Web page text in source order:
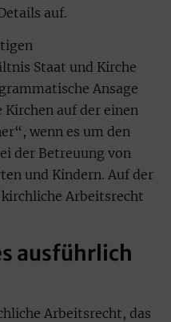
auf.
Staat und Kirche
Ansage
Kirchen auf der einen
wenn es um den
der Betreuung von
und Kindern. Auf der
kirchliche Arbeitsrecht
ausführlich
Arbeitsrecht, das